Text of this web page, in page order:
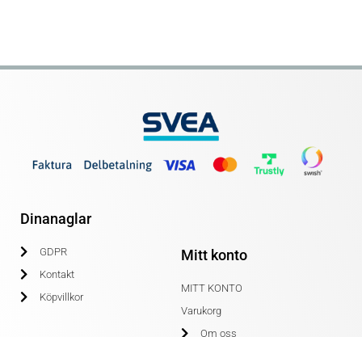
Dinanaglar
GDPR
Kontakt
Köpvillkor
Mitt konto
MITT KONTO
Varukorg
Om oss